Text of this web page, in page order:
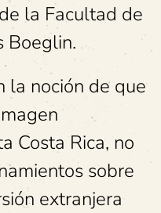
la Facultad de
Boeglin.
la noción de que
Costa Rica, no
sobre
extranjera